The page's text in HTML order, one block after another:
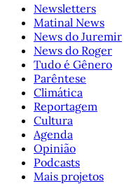
Newsletters
Matinal News
News do Juremir
News do Roger
Tudo é Gênero
Parêntese
Climática
Reportagem
Cultura
Agenda
Opinião
Podcasts
Mais projetos